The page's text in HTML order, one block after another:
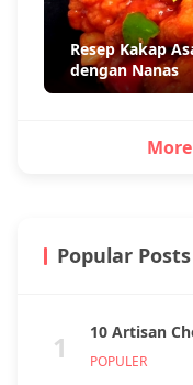
Resep Kakap
dengan Nanas
Popular Posts
1 10 Artisan
POPULER